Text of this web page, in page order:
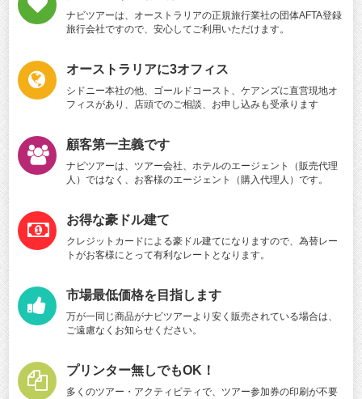
ナビツアーは、オーストラリアの正規旅行業社の団体AFTA登録
旅行会社ですので、安心してご利用いただけます。
オーストラリアに3オフィス
シドニー本社の他、ゴールドコースト、ケアンズに直営現地オ
フィスがあり、店頭でのご相談、お申し込みも受承ります
顧客第一主義です
ナビツアーは、ツアー会社、ホテルのエージェント（販売代理
人）ではなく、お客様のエージェント（購入代理人）です。
お得な豪ドル建て
クレジットカードによる豪ドル建てになりますので、為替レー
トがお客様にとって有利なレートとなります。
市場最低価格を目指します
万が一同じ商品がナビツアーより安く販売されている場合は、
ご遠慮なくお知らせください。
プリンター無しでもOK！
多くのツアー・アクティビティで、ツアー参加券の印刷が不要